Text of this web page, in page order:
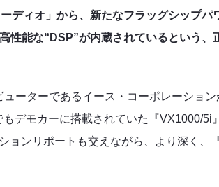
ディオ」から、新たなフラッグシップパ
性能な“DSP”が内蔵されているという、
ーターであるイース・コーポレーショ
デモカーに搭載されていた『VX1000/5i
ョンリポートも交えながら、より深く、